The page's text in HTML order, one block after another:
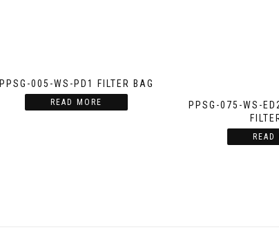
PPSG-005-WS-PD1 FILTER BAG
READ MORE
PPSG-075-WS-
READ